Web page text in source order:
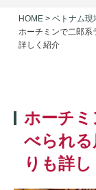
HOME > ベトナム現
ホーチミンで二郎系
詳しく紹介
ホーチ
べられる
りも詳